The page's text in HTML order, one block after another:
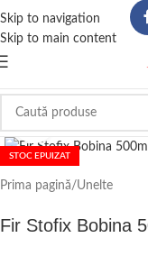
Skip to navigation
Skip to main content
STOC EPUIZAT
Prima pagină/Unelte
Fir Stofix Bobina